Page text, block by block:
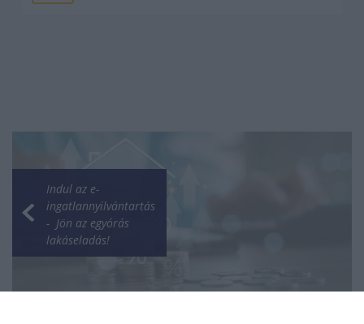
Indul az e-
ingatlannyilvántartás
- Jön az egyórás
lakáseladás!